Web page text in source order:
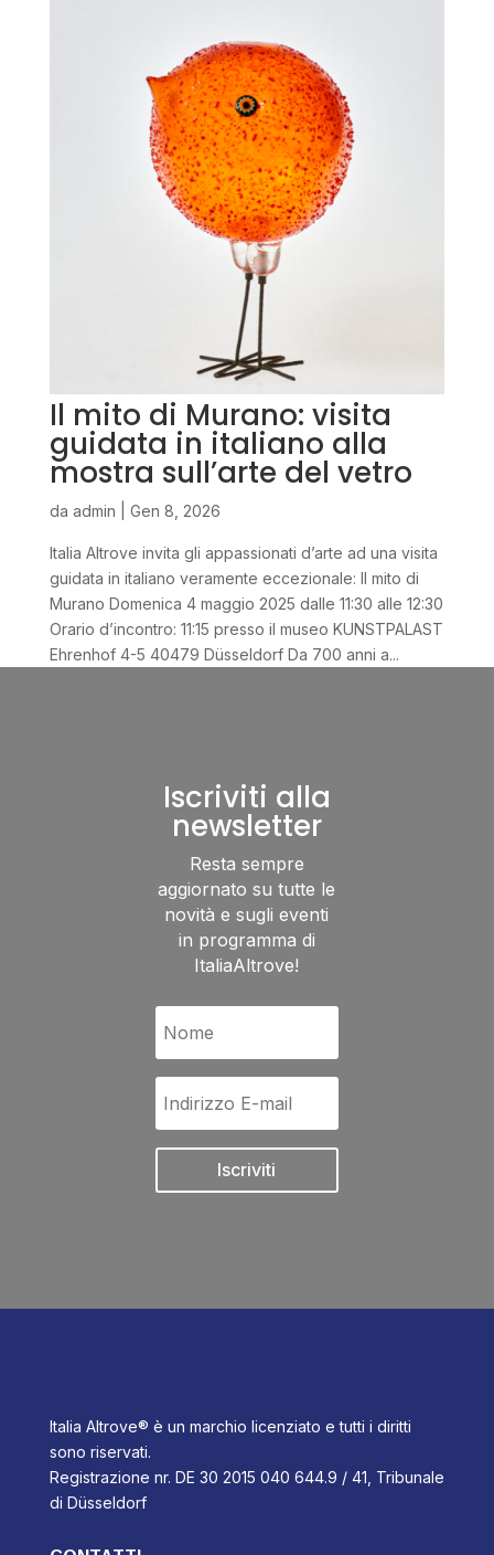
Il mito di Murano: visita
guidata in italiano alla
mostra sull’arte del vetro
da admin Gen 8, 2026
Italia Altrove invita gli appassionati d’arte ad una visita
guidata in italiano veramente eccezionale: Il mito di
Murano Domenica 4 maggio 2025 dalle 11:30 alle 12:30
Orario d’incontro: 11:15 presso il museo KUNSTPALAST
Ehrenhof 4-5 40479 Düsseldorf Da 700 anni a...
Iscriviti alla
newsletter
Resta sempre
aggiornato su tutte le
novità e sugli eventi
in programma di
ItaliaAltrove!
Iscriviti
Italia Altrove® è un marchio licenziato e tutti i diritti
sono riservati.
Registrazione nr. DE 30 2015 040 644.9 / 41, Tribunale
di Düsseldorf